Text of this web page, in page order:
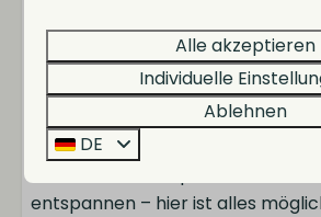
Entdecken Sie das historische
Kilometer entfernt, oder erkunden
friesische Natur mit ihren Seen,
entspannen – hier ist alles
Alle akzeptieren
Individuelle
Ablehnen
DE